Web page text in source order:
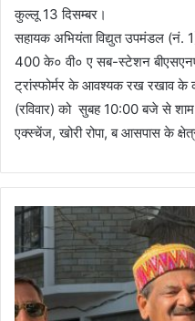
कुल्लू 13 दिसम्बर।
सहायक अभियंता विद्युत उपमंडल (नं.
400 के० वी० ए सब-स्टेशन
ट्रांस्फोर्मर के आवश्यक रख रखाव के
(रविवार) को सुबह 10:00 बजे से
एक्स्चेंज, खोरी रोपा, ब आसपास के